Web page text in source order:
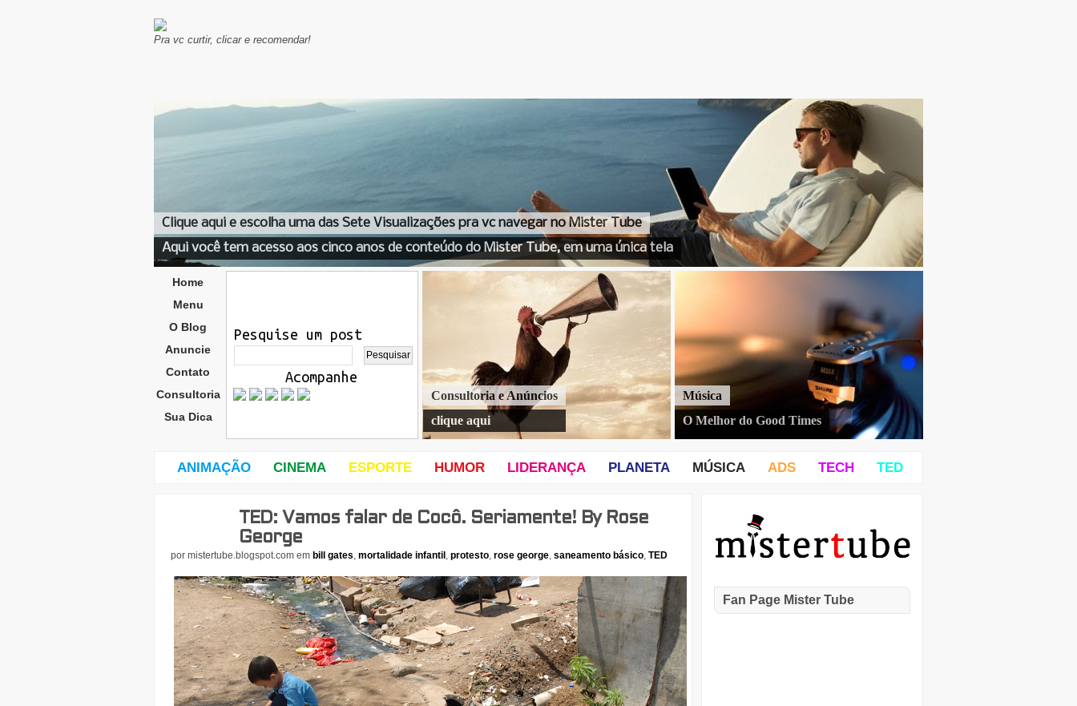
Pra vc curtir, clicar e recomendar!
Clique aqui e escolha uma das Sete Visualizações pra vc navegar no Mister Tube
Aqui você tem acesso aos cinco anos de conteúdo do Mister Tube, em uma única tela
Home
Menu
O Blog
Anuncie
Contato
Consultoria
Sua Dica
Pesquise um post
Acompanhe
Música
O Melhor do Good Times
Consultoria e Anúncios
clique aqui
ANIMAÇÃO CINEMA ESPORTE HUMOR LIDERANÇA PLANETA MÚSICA ADS TECH TED
feira
,
5
de
TED: Vamos falar de Cocô. Seriamente! By Rose
George
por mistertube.blogspot.com em bill gates, mortalidade infantil , protesto, rose george, saneamento básico, TED
Fan Page Mister Tube